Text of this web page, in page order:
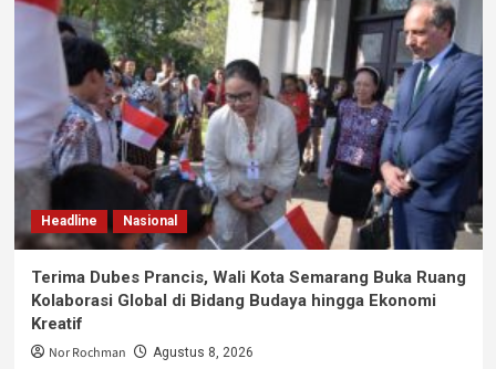
Headline Nasional
Terima Dubes Prancis, Wali Kota Semarang Buka Ruang
Kolaborasi Global di Bidang Budaya hingga Ekonomi
Kreatif
Nor Rochman Agustus 8, 2026